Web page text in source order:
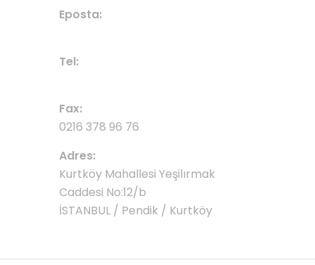
Eposta:
Tel:
Fax:
0216 378 96 76
Adres:
Kurtköy Mahallesi Yeşilırmak
Caddesi No:12/b
İSTANBUL / Pendik / Kurtköy